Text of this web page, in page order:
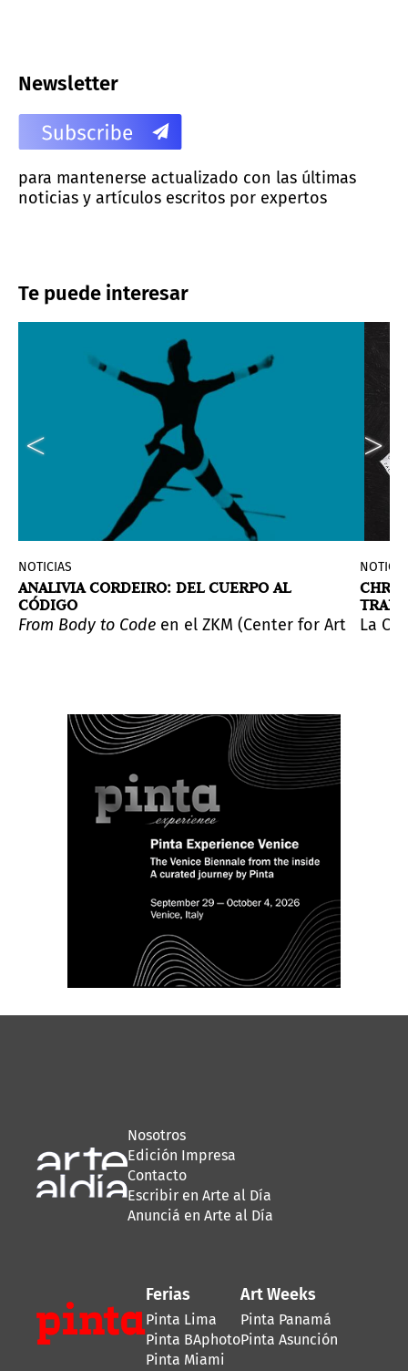
Newsletter
para mantenerse actualizado con las últimas
noticias y artículos escritos por expertos
Te puede interesar
de aprehender el mundo.
Muñoz.
histórico ensayo de Elizabeth Jelin y Pablo Vila,
LOVE IS CALLING, la más inmersiva y
NOTICIAS
ANALIVIA CORDEIRO: DEL CUERPO AL
CÓDIGO
From Body to Code en el ZKM (Center for Art and
La
Nosotros
Edición Impresa
Contacto
Escribir en Arte al Día
Anunciá en Arte al Día
Ferias
Pinta Lima
Pinta BAphoto
Pinta Miami
Art Weeks
Pinta Panamá
Pinta Asunción